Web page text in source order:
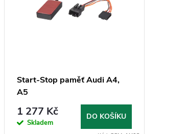
Start-Stop paměť Audi A4,
A5
1 277 Kč
Skladem
DO KOŠÍKU